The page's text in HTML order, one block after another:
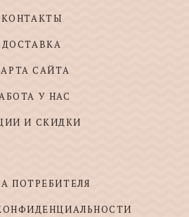
КОНТАКТЫ
ДОСТАВКА
САЙТА
У НАС
И СКИДКИ
ПОТРЕБИТЕЛЯ